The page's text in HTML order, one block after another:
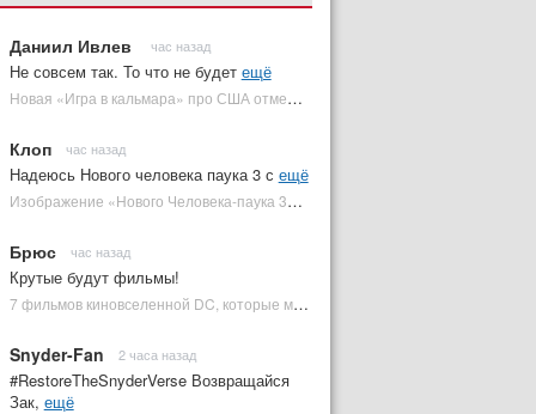
Даниил Ивлев час назад
Не совсем так. То что не будет ещё
Новая «Игра в кальмара» про США отменена | Plugged In Ru
Клоп час назад
Надеюсь Нового человека паука 3 с ещё
Изображение «Нового Человека-паука 3» подтвердило Зловещую шестерку | Plugged In Ru
Брюс час назад
Крутые будут фильмы!
7 фильмов киновселенной DC, которые может снять Зак Снайдер | Plugged In Ru
Snyder-Fan 2 часа назад
#RestoreTheSnyderVerse Возвращайся
Зак, ещё